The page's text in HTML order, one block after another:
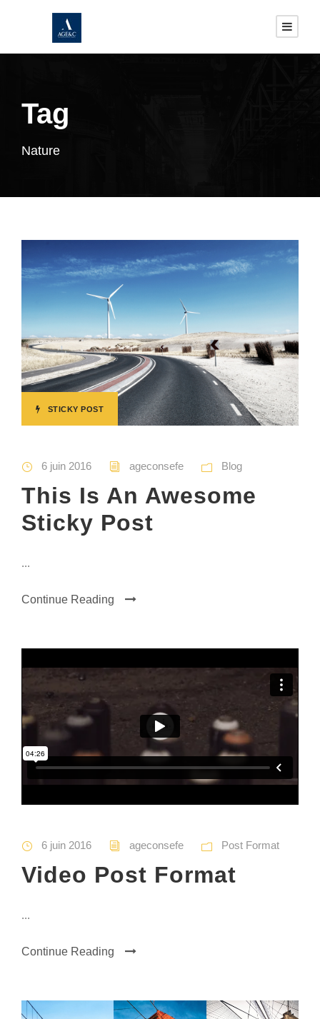
Tag
Nature
STICKY POST
6 juin 2016 ageconsefe Blog
This Is An Awesome
Sticky Post
...
Continue Reading
6 juin 2016 ageconsefe Post Format
Video Post Format
...
Continue Reading